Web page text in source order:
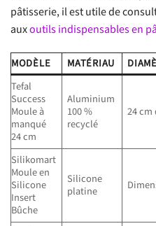
pâtisserie, il est utile de
auxoutils indispensables en
MODÈLE MATÉRIAU
Tefal
Success
Moule à
manqué
24 cm
Aluminium
100 %
recyclé
24 cm
Silikomart
Moule en
Silicone
Insert
Bûche
Silicone
platine